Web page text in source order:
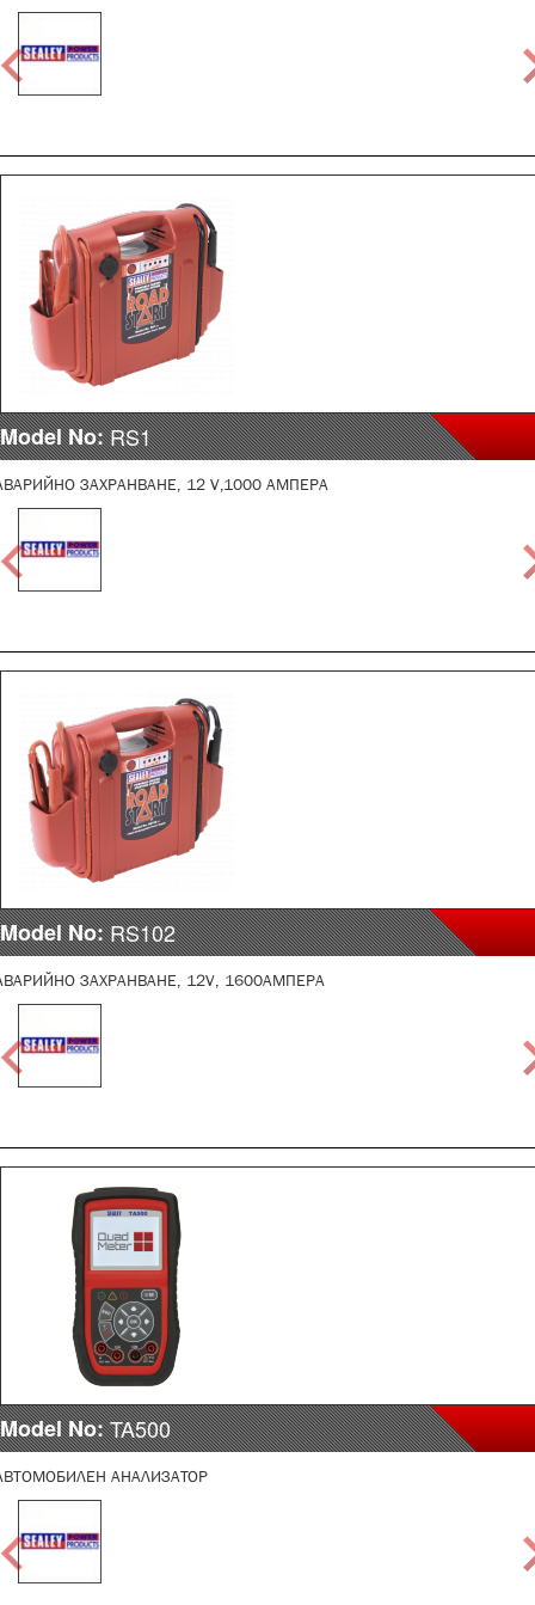
Model No:RS1
ЗАХРАНВАНЕ, 12 V,1000 АМПЕРА
Model No:RS102
ЗАХРАНВАНЕ, 12V, 1600АМПЕРА
Model No:TA500
АНАЛИЗАТОР